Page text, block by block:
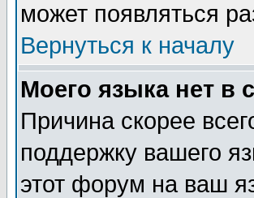
может появляться
Вернуться к началу
Моего языка нет в
Причина скорее
поддержку вашего
этот форум на ваш